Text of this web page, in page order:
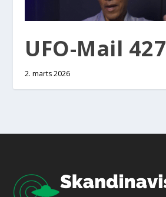
UFO-Mail 427
2. marts 2026